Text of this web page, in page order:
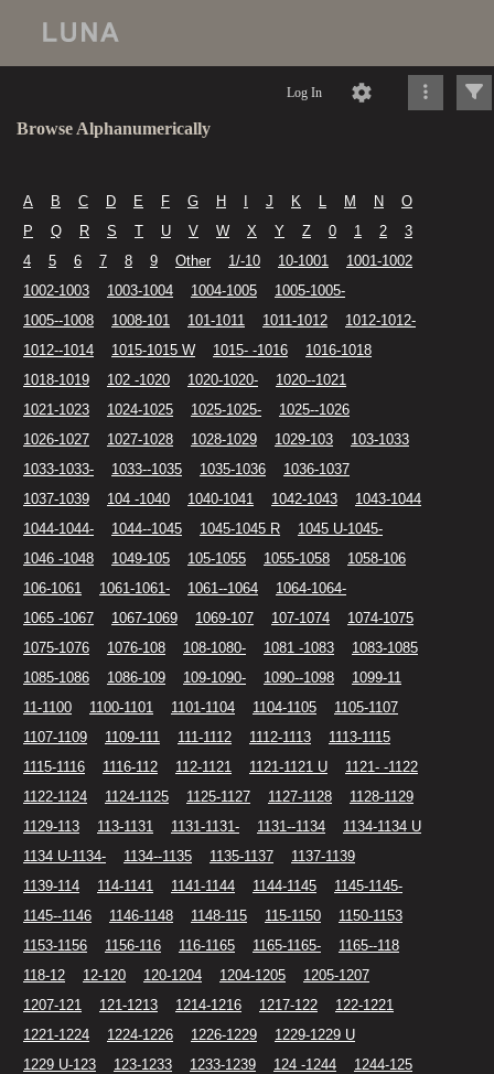
Log In
Browse Alphanumerically
A B C D E F G H J K L M N
O
P
Q R S T U V W X Y Z 0 1 2
3
4
5 6 7 8 9 Other 1/-10 10-1001
1001-1002
1002-1003
1003-1004 1004-1005
1005-1005-
1005--1008
1008-101 101-1011 1011-1012
1012-1012-
1012--1014
1015-1015 W 1015- -1016
1016-1018
1018-1019
102 -1020 1020-1020-
1020--1021
1021-1023
1024-1025 1025-1025-
1025--1026
1026-1027
1027-1028 1028-1029 1029-103
103-1033
1033-1033-
1033--1035 1035-1036
1036-1037
1037-1039
104 -1040 1040-1041 1042-1043
1043-1044
1044-1044-
1044--1045 1045-1045 R
1045 U-1045-
1046 -1048
1049-105 105-1055 1055-1058
1058-106
106-1061
1061-1061- 1061--1064
1064-1064-
1065 -1067
1067-1069 1069-107 107-1074
1074-1075
1075-1076
1076-108 108-1080- 1081 -1083
1083-1085
1085-1086
1086-109 109-1090- 1090--1098
1099-11
11-1100
1100-1101 1101-1104 1104-1105
1105-1107
1107-1109
1109-111 111-1112 1112-1113
1113-1115
1115-1116
1116-112 112-1121 1121-1121 U
1121- -1122
1122-1124
1124-1125 1125-1127 1127-1128
1128-1129
1129-113
113-1131 1131-1131- 1131--1134
1134-1134 U
1134 U-1134-
1134--1135 1135-1137
1137-1139
1139-114
114-1141 1141-1144 1144-1145
1145-1145-
1145--1146
1146-1148 1148-115 115-1150
1150-1153
1153-1156
1156-116 116-1165 1165-1165-
1165--118
118-12
12-120 120-1204 1204-1205
1205-1207
1207-121
121-1213 1214-1216 1217-122
122-1221
1221-1224
1224-1226 1226-1229
1229-1229 U
1229 U-123
123-1233 1233-1239 124 -1244
1244-125